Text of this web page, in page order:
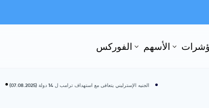
الفوركس الأسهم
الجنيه الإسترليني يتعافى مع استهداف ترامب ل 14 دولة (07.08.2025)